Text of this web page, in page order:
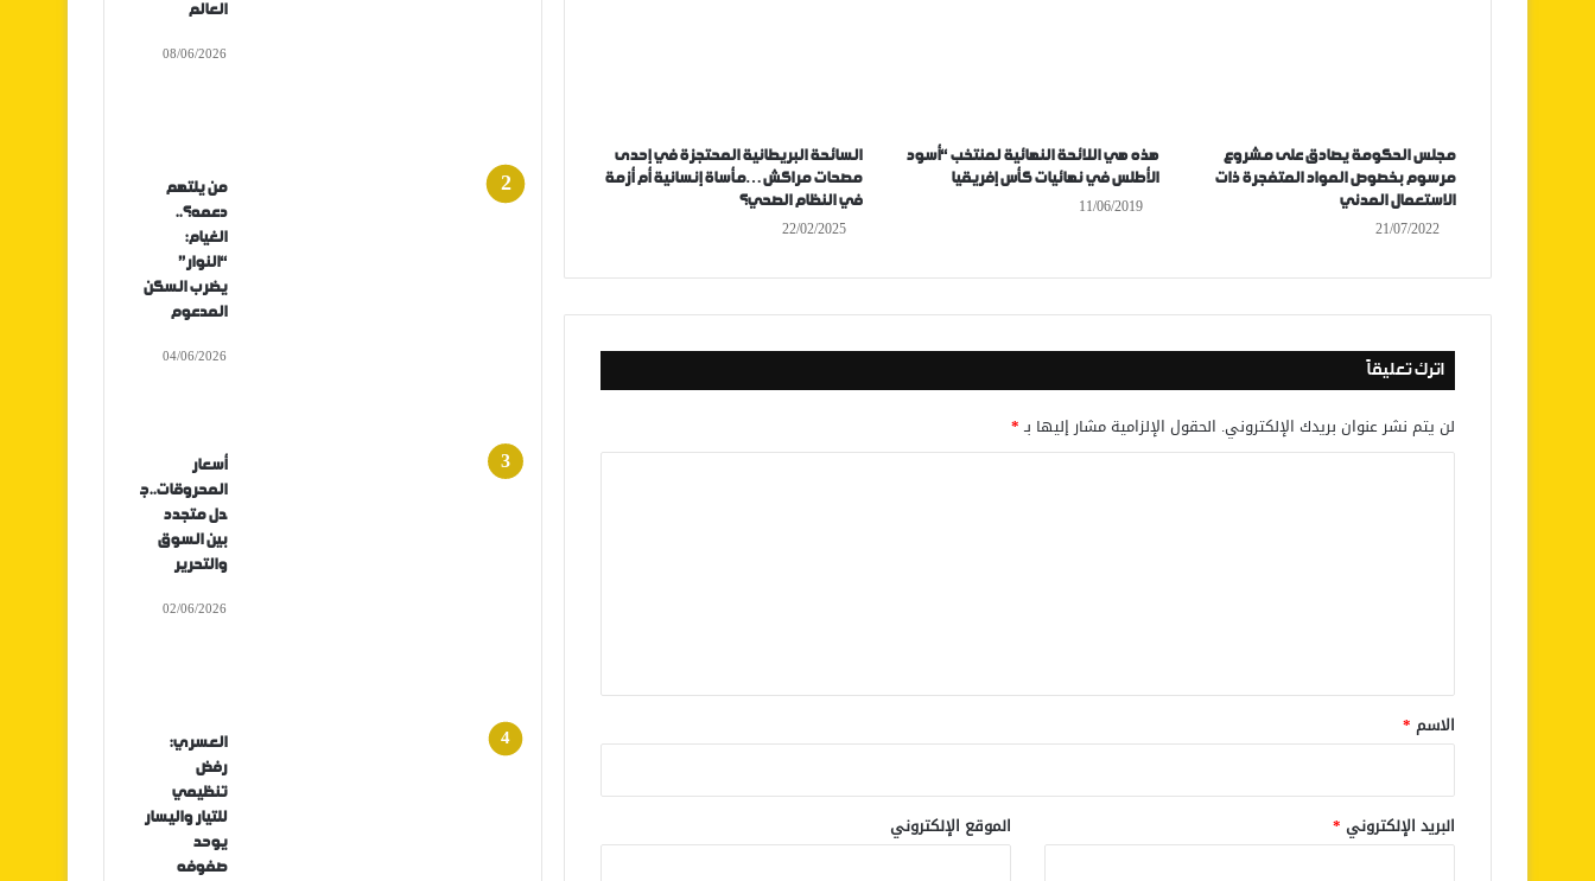
مجلس الحكومة يصادق على مشروع
مرسوم بخصوص المواد المتفجرة ذات
الاستعمال المدني
21/07/2022
هذه هي اللائحة النهائية لمنتخب “أسود
الأطلس في نهائيات كأس إفريقيا
11/06/2019
السائحة البريطانية المحتجزة في إحدى
مصحات مراكش…مأساة إنسانية أم أزمة
في النظام الصحي؟
22/02/2025
اترك تعليقاً
لن يتم نشر عنوان بريدك الإلكتروني. الحقول الإلزامية مشار إليها بـ*
*
الاسم *
البريد الإلكتروني * الموقع الإلكتروني
العالم
08/06/2026
من يلتهم
دعمه؟..
الغيام:
“النوار”
يضرب السكن
المدعوم
04/06/2026
أسعار
المحروقات..ج
دل متجدد
بين السوق
والتحرير
02/06/2026
العسري:
رفض
تنظيمي
للتيار واليسار
يوحد
صفوفه